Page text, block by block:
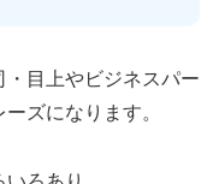
目上やビジネスパー
ズになります。